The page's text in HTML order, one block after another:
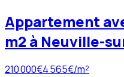
Appartement
m2 à Neuville-
210 000€4 565€/m²